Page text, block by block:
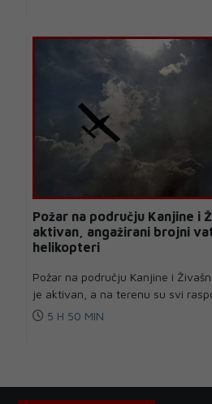
Požar na području Kanjine i
aktivan, angažirani brojni
helikopteri
Požar na području Kanjine i
je aktivan, a na terenu su svi
5 H 50 MIN